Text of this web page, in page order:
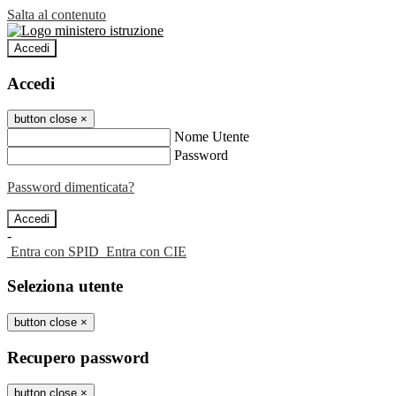
Salta al contenuto
Accedi
Accedi
button close ×
Nome Utente
Password
Password dimenticata?
-
Entra con SPID Entra con CIE
Seleziona utente
button close ×
Recupero password
button close ×